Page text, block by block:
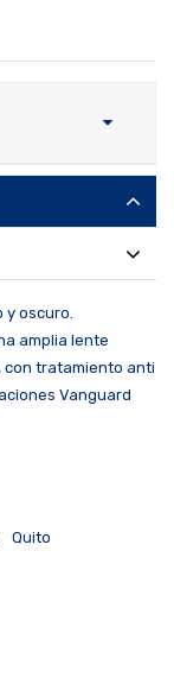
y oscuro.
amplia lente
con tratamiento anti
Vanguard
Quito